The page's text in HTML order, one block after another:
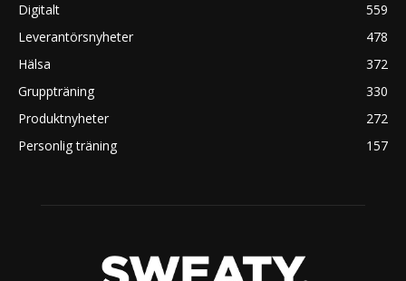
Digitalt
559
Leverantörsnyheter
478
Hälsa
372
Gruppträning
330
Produktnyheter
272
Personlig träning
157